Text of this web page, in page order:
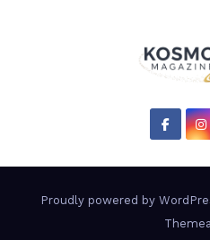
Proudly powered by